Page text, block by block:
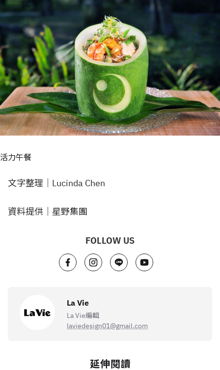
活力午餐
文字整理｜Lucinda Chen
資料提供｜星野集團
FOLLOW US
La Vie
La Vie編輯
laviedesign01@gmail.com
延伸閱讀